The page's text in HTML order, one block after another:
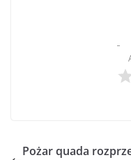
Pożar quada